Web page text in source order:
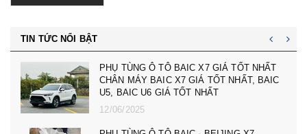
TIN TỨC NỔI BẬT
cản trước badoxoc trước mg zs mã cản
trước 10745966 - phụ tùng ô tô mg zs giá tốt
nhất
23/02/2025